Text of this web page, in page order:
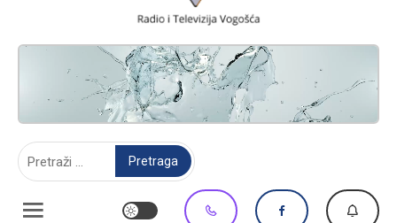
RADIO TELEVIZIJA VOGOŠĆA